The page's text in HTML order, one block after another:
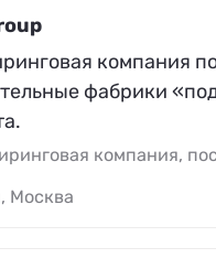
компания
фабрики
компания,
Москва